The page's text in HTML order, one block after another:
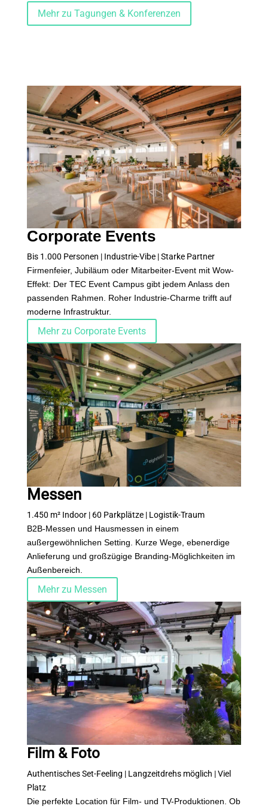
Mehr zu Tagungen & Konferenzen
Corporate Events
Bis 1.000 Personen | Industrie-Vibe | Starke Partner
Firmenfeier, Jubiläum oder Mitarbeiter-Event mit Wow-
Effekt: Der TEC Event Campus gibt jedem Anlass den
passenden Rahmen. Roher Industrie-Charme trifft auf
moderne Infrastruktur.
Mehr zu Corporate Events
Messen
1.450 m² Indoor | 60 Parkplätze | Logistik-Traum
B2B-Messen und Hausmessen in einem
außergewöhnlichen Setting. Kurze Wege, ebenerdige
Anlieferung und großzügige Branding-Möglichkeiten im
Außenbereich.
Mehr zu Messen
Film & Foto
Authentisches Set-Feeling | Langzeitdrehs möglich | Viel
Platz
Die perfekte Location für Film- und TV-Produktionen. Ob